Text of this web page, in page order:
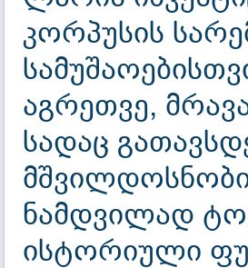
კორპუსის
აგრეთვე,
სადაც
ნამდვილად
ისტორიული